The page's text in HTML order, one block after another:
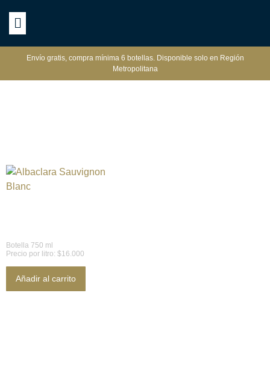
Envío gratis, compra mínima 6 botellas. Disponible solo en Región
Metropolitana
Botella 750 ml
Precio por litro: $16.000
Añadir al carrito